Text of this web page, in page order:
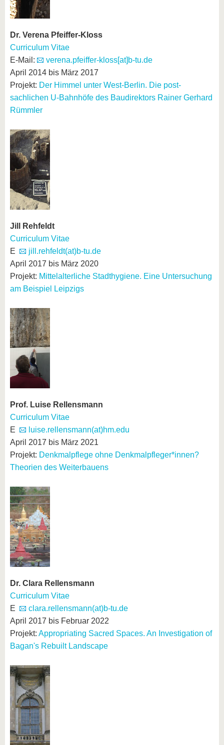
Dr. Verena Pfeiffer-Kloss
Curriculum Vitae
E-Mail:
verena.pfeiffer-kloss[at]b-tu.de
April 2014 bis März 2017
Projekt: Der Himmel unter West-Berlin. Die post-
sachlichen U-Bahnhöfe des Baudirektors Rainer Gerhard
Rümmler
Jill Rehfeldt
Curriculum Vitae
E
jill.rehfeldt(at)b-tu.de
April 2017 bis März 2020
Projekt: Mittelalterliche Stadthygiene. Eine Untersuchung
am Beispiel Leipzigs
Prof. Luise Rellensmann
Curriculum Vitae
E
luise.rellensmann(at)hm.edu
April 2017 bis März 2021
Projekt: Denkmalpflege ohne Denkmalpfleger*innen?
Theorien des Weiterbauens
Dr. Clara Rellensmann
Curriculum Vitae
E
clara.rellensmann(at)b-tu.de
April 2017 bis Februar 2022
Projekt: Appropriating Sacred Spaces. An Investigation of
Bagan's Rebuilt Landscape